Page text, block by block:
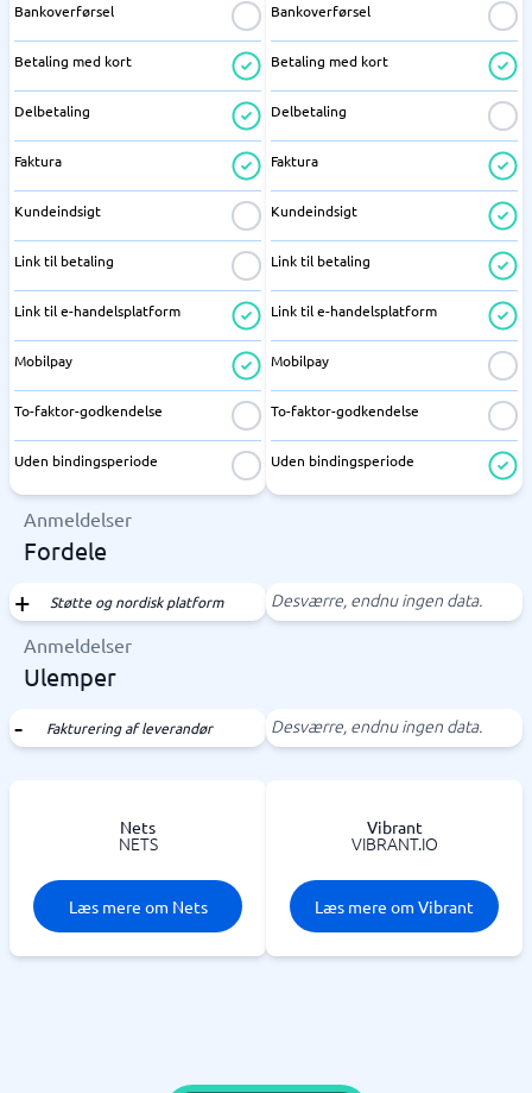
Bankoverførsel
Betaling med kort
Delbetaling
Faktura
Kundeindsigt
Link til betaling
Link til e-handelsplatform
Mobilpay
To-faktor-godkendelse
Uden bindingsperiode
Bankoverførsel
Betaling med kort
Delbetaling
Faktura
Kundeindsigt
Link til betaling
Link til e-handelsplatform
Mobilpay
To-faktor-godkendelse
Uden bindingsperiode
Anmeldelser
Fordele
Støtte og nordisk platform
Desværre, endnu ingen data.
Anmeldelser
Ulemper
Fakturering af leverandør Desværre, endnu ingen data.
Nets
NETS
Læs mere om Nets
Vibrant
VIBRANT.IO
Læs mere om Vibrant